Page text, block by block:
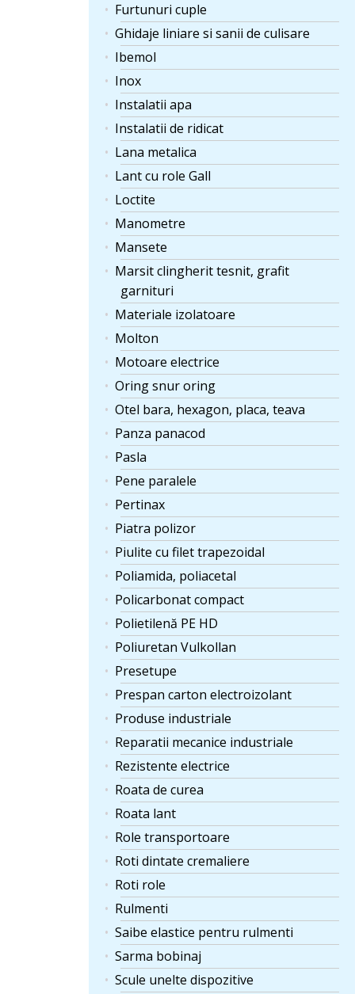
Furtunuri cuple
Ghidaje liniare si sanii de culisare
Ibemol
Inox
Instalatii apa
Instalatii de ridicat
Lana metalica
Lant cu role Gall
Loctite
Manometre
Mansete
Marsit clingherit tesnit, grafit
garnituri
Materiale izolatoare
Molton
Motoare electrice
Oring snur oring
Otel bara, hexagon, placa, teava
Panza panacod
Pasla
Pene paralele
Pertinax
Piatra polizor
Piulite cu filet trapezoidal
Poliamida, poliacetal
Policarbonat compact
Polietilenă PE HD
Poliuretan Vulkollan
Presetupe
Prespan carton electroizolant
Produse industriale
Reparatii mecanice industriale
Rezistente electrice
Roata de curea
Roata lant
Role transportoare
Roti dintate cremaliere
Roti role
Rulmenti
Saibe elastice pentru rulmenti
Sarma bobinaj
Scule unelte dispozitive